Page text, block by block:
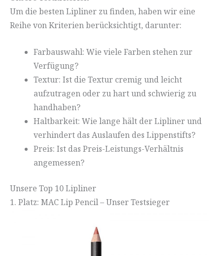
Um die besten Lipliner zu finden, haben wir eine
Reihe von Kriterien berücksichtigt, darunter:
Farbauswahl: Wie viele Farben stehen zur
Verfügung?
Textur: Ist die Textur cremig und leicht
aufzutragen oder zu hart und schwierig zu
handhaben?
Haltbarkeit: Wie lange hält der Lipliner und
verhindert das Auslaufen des Lippenstifts?
Preis: Ist das Preis-Leistungs-Verhältnis
angemessen?
Unsere Top 10 Lipliner
1. Platz: MAC Lip Pencil – Unser Testsieger